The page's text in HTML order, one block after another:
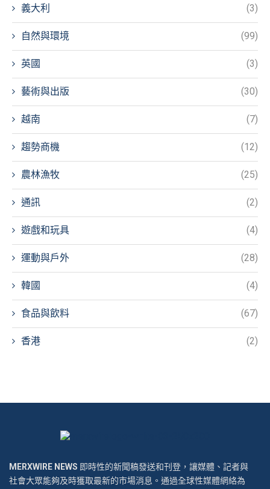
義大利 (3)
自然與環境 (99)
英國 (3)
藝術與出版 (30)
越南 (7)
趨勢商機 (12)
農林漁牧 (25)
通訊 (2)
遊戲和玩具 (4)
運動與戶外 (28)
韓國 (4)
食品與飲料 (67)
香港 (2)
MERXWIRE NEWS 即時性的新聞稿發送和刊登，讓媒體、記者與
社會大眾能夠及時獲取最新的市場消息。通過全球性媒體網絡為